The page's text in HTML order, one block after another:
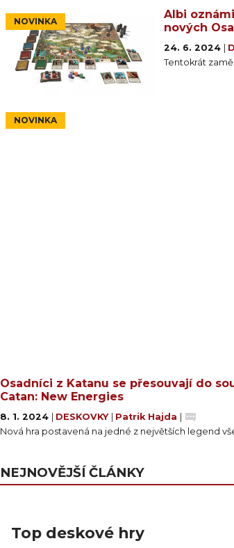
NOVINKA
Albi
nových
24. 6. 2024
Tentokrát
NOVINKA
Osadníci z Katanu se přesouvají do
Catan: New Energies
8. 1. 2024 DESKOVKY Patrik Hajda
Nová hra postavená na jedné z největších legend
NEJNOVĚJŠÍ ČLÁNKY
Top deskové hry